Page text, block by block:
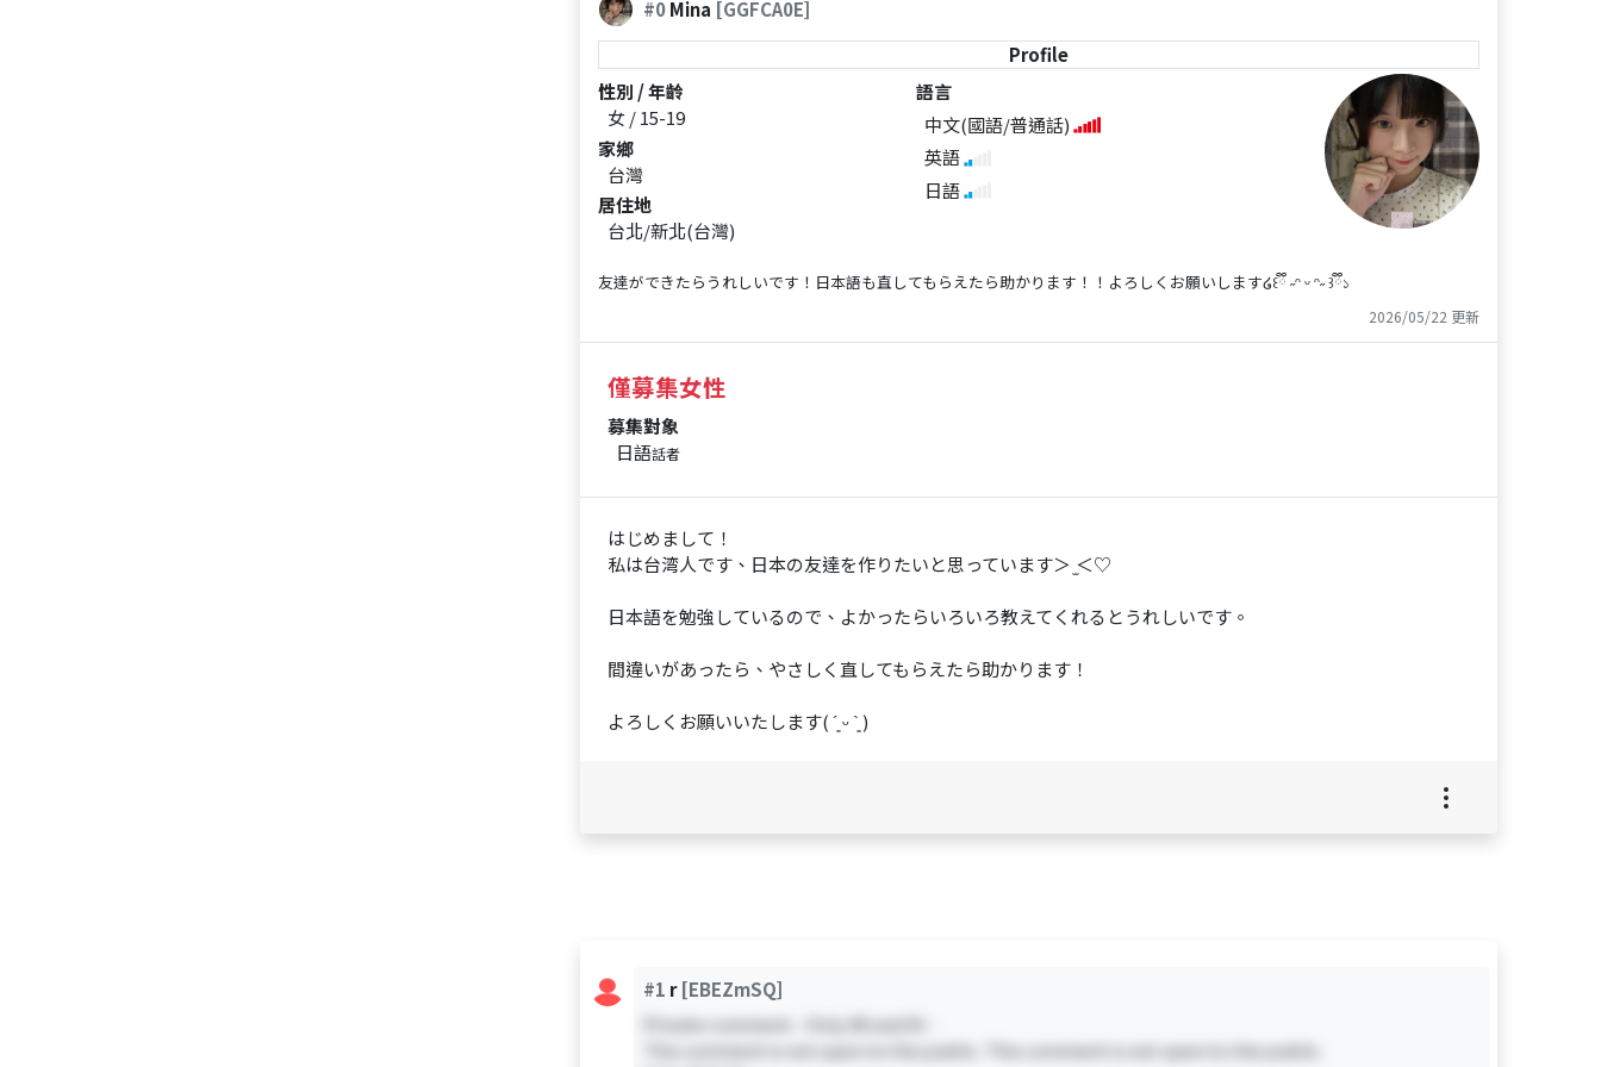
#0Mina [GGFCA0E]
Profile
性別 / 年齡
女 / 15-19
家鄉
台灣
居住地
台北/新北(台灣)
語言
中文(國語/普通話)
英語
日語
友達ができたらうれしいです！日本語も直してもらえたら助かります！！よろしくお願いします໒꒰ྀི ˶ᵔ ᵕ ᵔ˶ ꒱ྀི১
2026/05/22 更新
僅募集女性
募集對象
日語話者
はじめまして！
私は台湾人です、日本の友達を作りたいと思っています＞ ̫＜♡
日本語を勉強しているので、よかったらいろいろ教えてくれるとうれしいです。
間違いがあったら、やさしく直してもらえたら助かります！
よろしくお願いいたします( ´͈ ᵕ `͈ )
#1 r[EBEZmSQ]
Private comment - Only #0 and #1 -
This comment is not open to the public. This comment is not open to the public.